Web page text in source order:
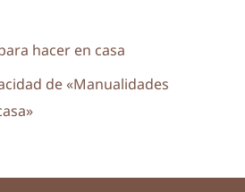
hacer en casa
de «Manualidades